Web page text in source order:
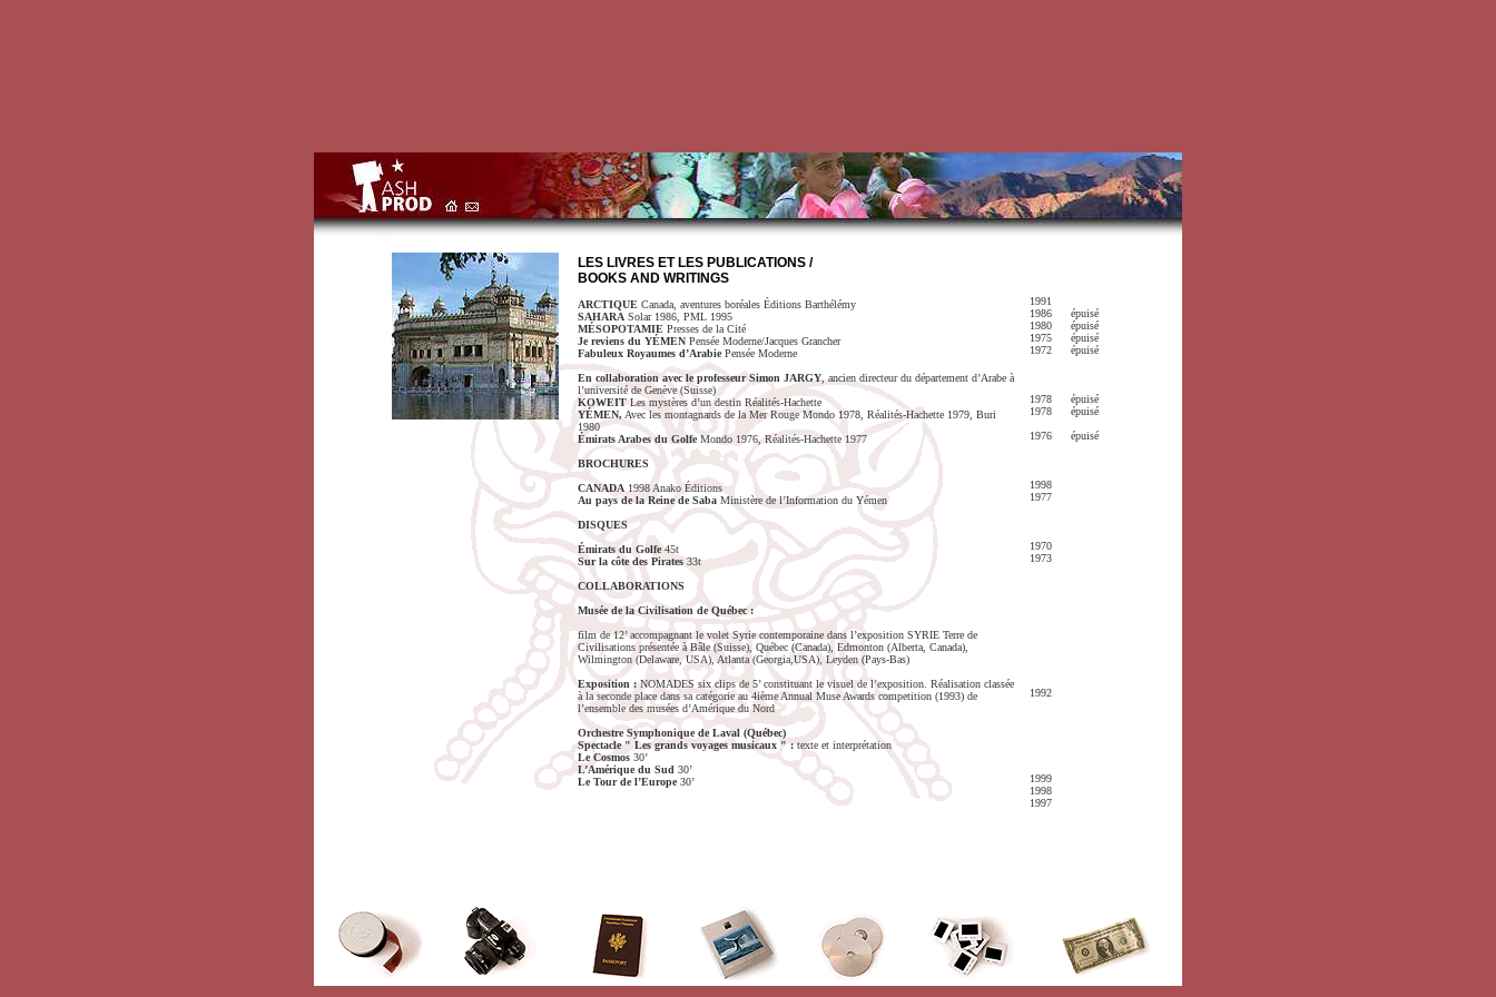
LES LIVRES ET LES PUBLICATIONS /
BOOKS AND WRITINGS
ARCTIQUE Canada, aventures boréales Éditions Barthélémy
SAHARA Solar 1986, PML 1995
MÉSOPOTAMIE Presses de la Cité
Je reviens du YÉMEN Pensée Moderne/Jacques Grancher
Fabuleux Royaumes d’Arabie Pensée Moderne
En collaboration avec le professeur Simon JARGY , ancien directeur du département d’Arabe à
l’université de Genève (Suisse)
KOWEIT Les mystères d’un destin Réalités-Hachette
YÉMEN, Avec les montagnards de la Mer Rouge Mondo 1978, Réalités-Hachette 1979, Buri
1980
Émirats Arabes du Golfe Mondo 1976, Réalités-Hachette 1977
BROCHURES
CANADA 1998 Anako Éditions
Au pays de la Reine de Saba Ministère de l’Information du Yémen
DISQUES
Émirats du Golfe 45t
Sur la côte des Pirates 33t
COLLABORATIONS
Musée de la Civilisation de Québec :
film de 12’ accompagnant le volet Syrie contemporaine dans l’exposition SYRIE Terre de
Civilisations présentée à Bâle (Suisse), Québec (Canada), Edmonton (Alberta, Canada),
Wilmington (Delaware, USA), Atlanta (Georgia,USA), Leyden (Pays-Bas)
Exposition : NOMADES six clips de 5’ constituant le visuel de l’exposition. Réalisation classée
à la seconde place dans sa catégorie au 4ième Annual Muse Awards competition (1993) de
l’ensemble des musées d’Amérique du Nord
Orchestre Symphonique de Laval (Québec)
Spectacle " Les grands voyages musicaux " : texte et interprétation
Le Cosmos 30’
L’Amérique du Sud 30’
Le Tour de l’Europe 30’
1991
1986
1980
1975
1972
1978
1978
1976
1998
1977
1970
1973
1992
1999
1998
1997
épuisé
épuisé
épuisé
épuisé
épuisé
épuisé
épuisé